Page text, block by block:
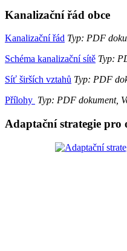
Kanalizační řád obce
Kanalizační řád Typ: PDF
Schéma kanalizační sítě Typ:
Síť širších vztahů Typ: PDF
Přílohy Typ: PDF dokument,
Adaptační strategie pro